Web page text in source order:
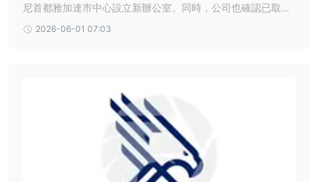
證券不收取任何存款和提款費用。為了保護所有客戶的利益，榮鷹證
券已根據每個帳戶實施了負債保護政策（NBPP），以確保客戶不會
損失超過其投資金額。價差根據資產而異，例如
1.6點）、黃金（1.8-2.8點）
尼首都雅加達市中心設立新辦公室。同時，公司也確認已取得
2026-06-01 07:03